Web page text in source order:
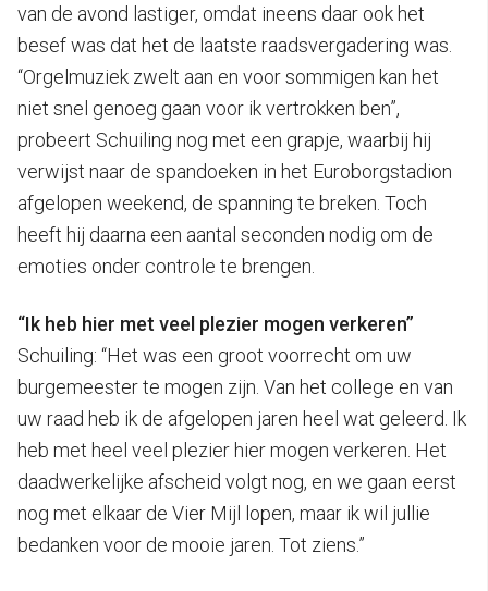
van de avond lastiger, omdat ineens daar ook het
besef was dat het de laatste raadsvergadering was.
“Orgelmuziek zwelt aan en voor sommigen kan het
niet snel genoeg gaan voor ik vertrokken ben”,
probeert Schuiling nog met een grapje, waarbij hij
verwijst naar de spandoeken in het Euroborgstadion
afgelopen weekend, de spanning te breken. Toch
heeft hij daarna een aantal seconden nodig om de
emoties onder controle te brengen.
“Ik heb hier met veel plezier mogen verkeren”
Schuiling: “Het was een groot voorrecht om uw
burgemeester te mogen zijn. Van het college en van
uw raad heb ik de afgelopen jaren heel wat geleerd. Ik
heb met heel veel plezier hier mogen verkeren. Het
daadwerkelijke afscheid volgt nog, en we gaan eerst
nog met elkaar de Vier Mijl lopen, maar ik wil jullie
bedanken voor de mooie jaren. Tot ziens.”